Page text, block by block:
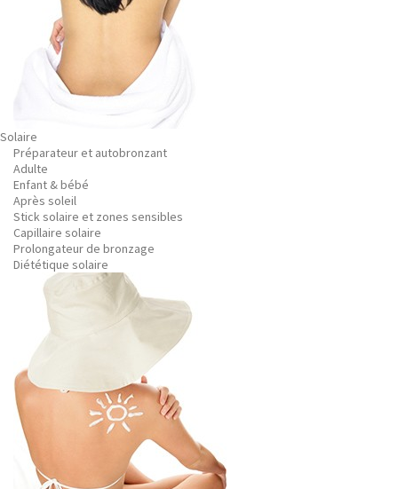
Solaire
Préparateur et autobronzant
Adulte
Enfant & bébé
Après soleil
Stick solaire et zones sensibles
Capillaire solaire
Prolongateur de bronzage
Diététique solaire